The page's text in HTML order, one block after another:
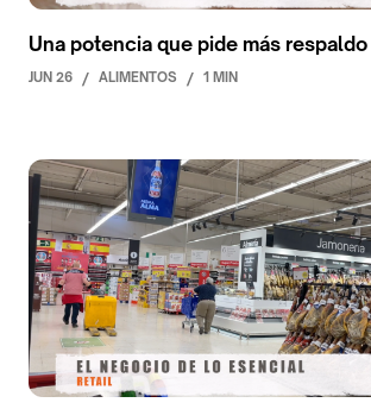
Una potencia que pide más respaldo
JUN 26 / ALIMENTOS / 1 MIN